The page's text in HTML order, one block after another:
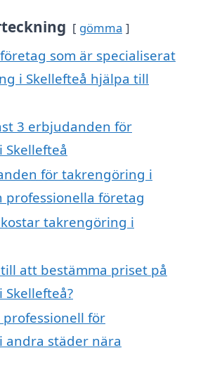
gömma
som är specialiserat
i Skellefteå hjälpa till
3 erbjudanden för
för takrengöring i
professionella företag
takrengöring i
att bestämma priset på
professionell för
städer nära